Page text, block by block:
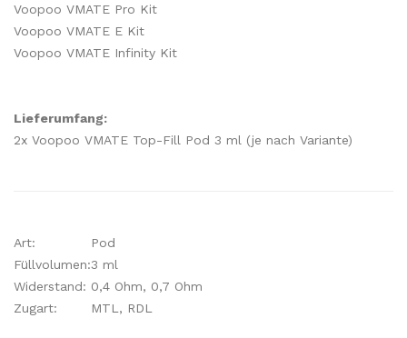
Voopoo VMATE Pro Kit
Voopoo VMATE E Kit
Voopoo VMATE Infinity Kit
Lieferumfang:
2x Voopoo VMATE Top-Fill Pod 3 ml (je nach Variante)
Art:
Pod
Füllvolumen:3 ml
Widerstand: 0,4 Ohm, 0,7 Ohm
Zugart:
MTL, RDL